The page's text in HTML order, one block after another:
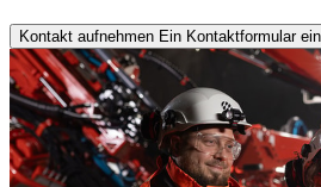
Kontakt aufnehmen Ein Kontaktformular